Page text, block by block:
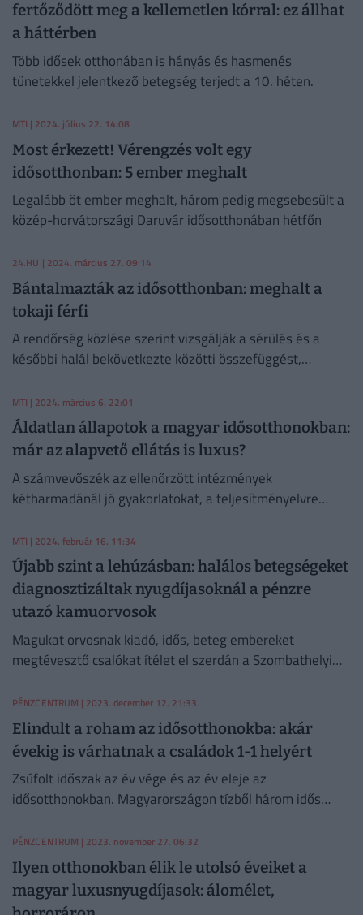
fertőződött meg a kellemetlen kórral: ez állhat
a háttérben
Több idősek otthonában is hányás és hasmenés
tünetekkel jelentkező betegség terjedt a 10. héten.
MTI | 2024. július 22. 14:08
Most érkezett! Vérengzés volt egy
idősotthonban: 5 ember meghalt
Legalább öt ember meghalt, három pedig megsebesült a
közép-horvátországi Daruvár idősotthonában hétfőn
24.HU | 2024. március 27. 09:14
Bántalmazták az idősotthonban: meghalt a
tokaji férfi
A rendőrség közlése szerint vizsgálják a sérülés és a
későbbi halál bekövetkezte közötti összefüggést,
MTI | 2024. március 6. 22:01
Áldatlan állapotok a magyar idősotthonokban:
már az alapvető ellátás is luxus?
A számvevőszék az ellenőrzött intézmények
kétharmadánál jó gyakorlatokat, a teljesítményelvre
MTI | 2024. február 16. 11:34
Újabb szint a lehúzásban: halálos betegségeket
diagnosztizáltak nyugdíjasoknál a pénzre
utazó kamuorvosok
Magukat orvosnak kiadó, idős, beteg embereket
megtévesztő csalókat ítélet el szerdán a Szombathelyi
PÉNZCENTRUM | 2023. december 12. 21:33
Elindult a roham az idősotthonokba: akár
évekig is várhatnak a családok 1-1 helyért
Zsúfolt időszak az év vége és az év eleje az
idősotthonokban. Magyarországon tízből három idős
pedig magányosnak vallja magát.
PÉNZCENTRUM | 2023. november 27. 06:32
Ilyen otthonokban élik le utolsó éveiket a
magyar luxusnyugdíjasok: álomélet,